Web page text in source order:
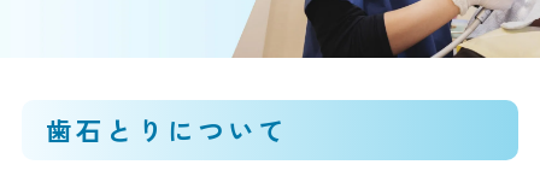
歯石とりについて